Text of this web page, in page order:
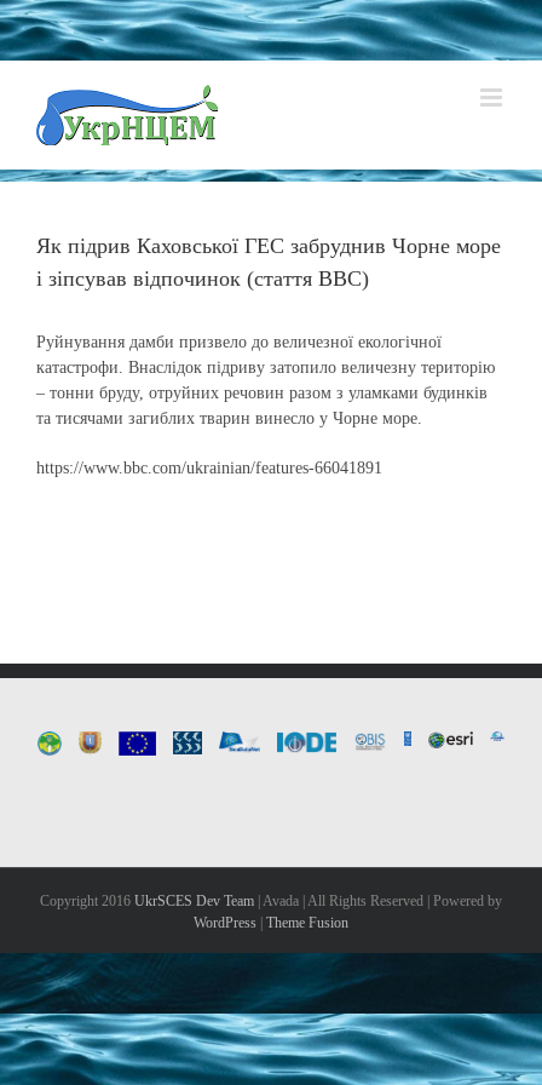
content
Як підрив Каховської ГЕС забруднив Чорне море
і зіпсував відпочинок (стаття BBC)
Руйнування дамби призвело до величезної екологічної
катастрофи. Внаслідок підриву затопило величезну територію
– тонни бруду, отруйних речовин разом з уламками будинків
та тисячами загиблих тварин винесло у Чорне море.
https://www.bbc.com/ukrainian/features-66041891
Copyright 2016 UkrSCES Dev Team | Avada | All Rights Reserved | Powered by
WordPress Theme Fusion